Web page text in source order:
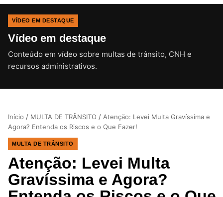
VÍDEO EM DESTAQUE
Vídeo em destaque
Conteúdo em vídeo sobre multas de trânsito, CNH e
recursos administrativos.CLIQUE PARA ATIVAR O SOM
Início / MULTA DE TRÂNSITO / Atenção: Levei Multa Gravíssima e
Agora? Entenda os Riscos e o Que Fazer!
MULTA DE TRÂNSITO
Atenção: Levei Multa
Gravíssima e Agora?